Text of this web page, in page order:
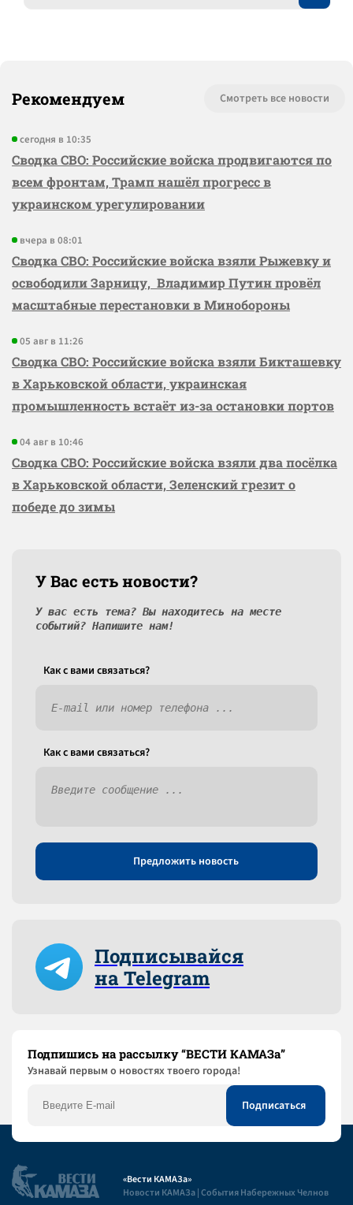
Рекомендуем Смотреть все новости
сегодня в 10:35
Сводка СВО: Российские войска продвигаются по
всем фронтам, Трамп нашёл прогресс в
украинском урегулировании
вчера в 08:01
Сводка СВО: Российские войска взяли Рыжевку и
освободили Зарницу, Владимир Путин провёл
масштабные перестановки в Минобороны
05 авг в 11:26
Сводка СВО: Российские войска взяли Бикташевку
в Харьковской области, украинская
промышленность встаёт из-за остановки портов
04 авг в 10:46
Сводка СВО: Российские войска взяли два посёлка
в Харьковской области, Зеленский грезит о
победе до зимы
У Вас есть новости?
У вас есть тема? Вы находитесь на месте
событий? Напишите нам!
Как c вами связаться?
Как c вами связаться?
Предложить новость
Подписывайся
на Telegram
Подпишись на рассылку “ВЕСТИ КАМАЗа”
Узнaвай первым о новостях твоего города!
«Вести КАМАЗа»
Новости КАМАЗа | События Набережных Челнов